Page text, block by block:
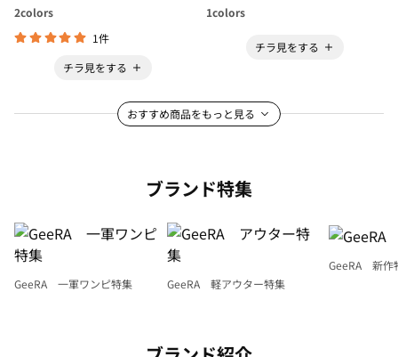
2colors
1件
チラ見をする
1colors
チラ見をする
おすすめ商品をもっと見る
ブランド特集
GeeRA 一軍ワンピ特集 GeeRA 軽アウター特集
GeeRA 新作